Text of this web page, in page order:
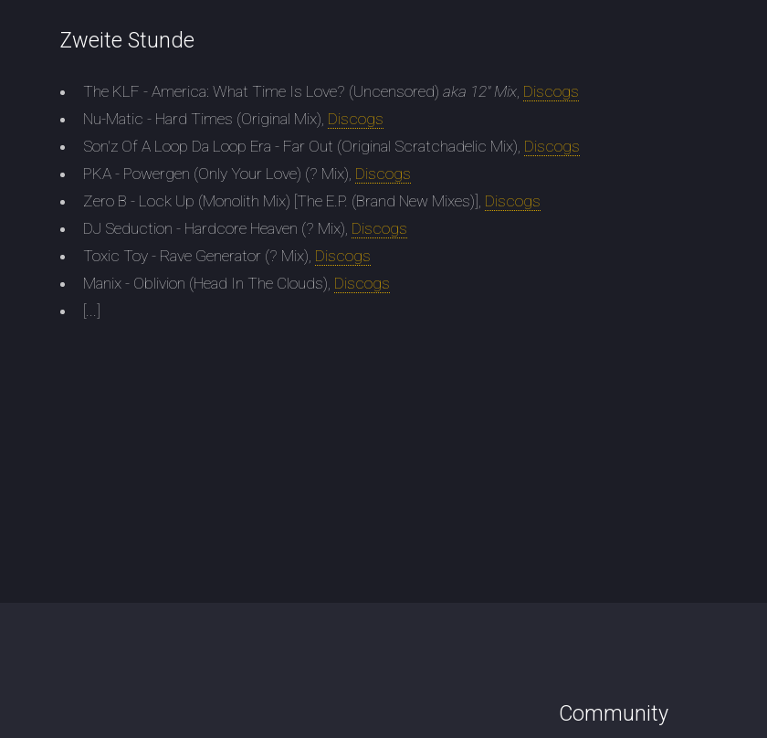
Zweite Stunde
The KLF - America: What Time Is Love? (Uncensored)aka 12" Mix, Discogs
Nu-Matic - Hard Times (Original Mix), Discogs
Son'z Of A Loop Da Loop Era - Far Out (Original Scratchadelic Mix), Discogs
PKA - Powergen (Only Your Love) (? Mix), Discogs
Zero B - Lock Up (Monolith Mix) [The E.P. (Brand New Mixes)], Discogs
DJ Seduction - Hardcore Heaven (? Mix), Discogs
Toxic Toy - Rave Generator (? Mix), Discogs
Manix - Oblivion (Head In The Clouds), Discogs
[...]
Community